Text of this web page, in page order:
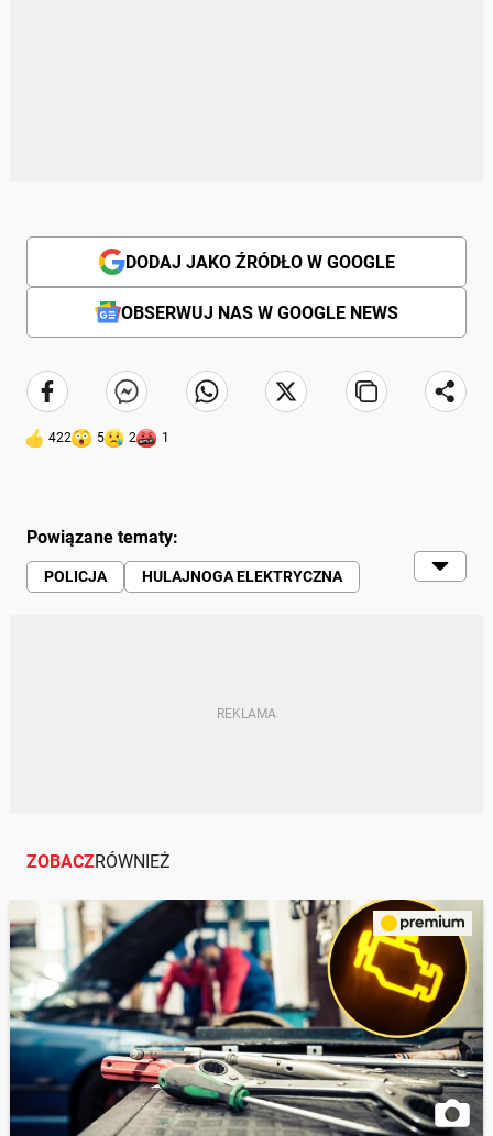
DODAJ JAKO ŹRÓDŁO W GOOGLE
OBSERWUJ NAS W GOOGLE NEWS
422 5 2 1
Powiązane tematy:
POLICJA
HULAJNOGA ELEKTRYCZNA
ZOBACZRÓWNIEŻ